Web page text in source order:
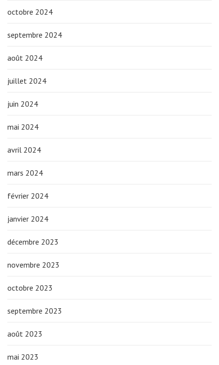
octobre 2024
septembre 2024
août 2024
juillet 2024
juin 2024
mai 2024
avril 2024
mars 2024
février 2024
janvier 2024
décembre 2023
novembre 2023
octobre 2023
septembre 2023
août 2023
mai 2023